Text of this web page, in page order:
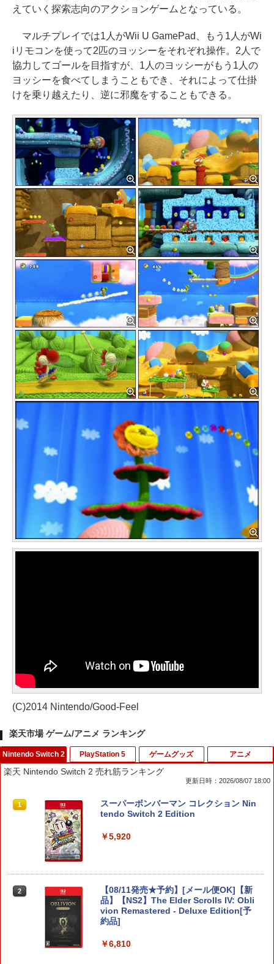
えていく探索志向のアクションゲームとなっている。
マルチプレイでは1人がWii U GamePad、もう1人がWi
iリモコンを使って2匹のヨッシーをそれぞれ操作。2人で
協力してゴールを目指すが、1人のヨッシーがもう1人の
ヨッシーを食べてしまうこともでき、それによって仕掛
けを乗り越えたり、逆に邪魔をすることもできる。
(C)2014 Nintendo/Good-Feel
楽天市場 ゲーム/アニメ ランキング
Nintendo Switch 2
楽天 Nintendo Switch 2 売れ筋ランキング
更新日時：2026/08/07 18:00
1
スーパーボンバーマン コレクション Nin
tendo Switch 2 Edition
￥5,920
2
【08/11発売★予約】[メール便OK]【新
品】【NS2】The Elder Scrolls IV: Obli
vion Remastered - Deluxe Edition[予
約品]
￥6,810
PlayStation 5 ゲームグッズ アニメ